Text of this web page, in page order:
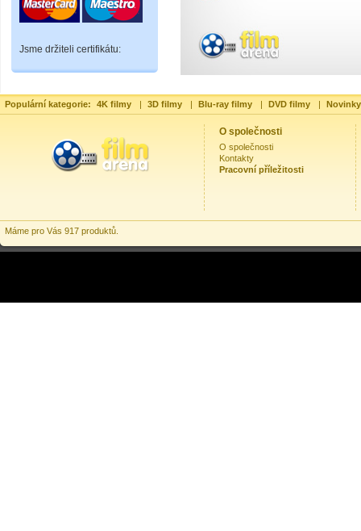
Jsme držiteli certifikátu:
Populární kategorie: 4K filmy | 3D filmy | Blu-ray filmy | DVD filmy |
O společnosti
O společnosti
Kontakty
Pracovní příležitosti
Máme pro Vás 917 produktů.